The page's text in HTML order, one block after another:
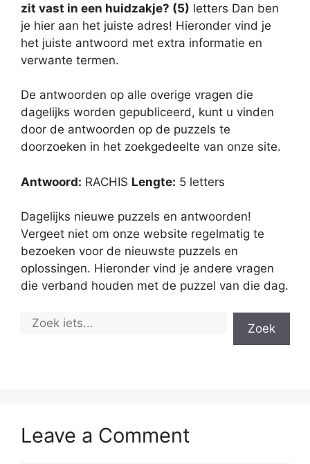
zit vast in een huidzakje? (5) letters Dan ben
je hier aan het juiste adres! Hieronder vind je
het juiste antwoord met extra informatie en
verwante termen.
De antwoorden op alle overige vragen die
dagelijks worden gepubliceerd, kunt u vinden
door de antwoorden op de puzzels te
doorzoeken in het zoekgedeelte van onze site.
Antwoord: RACHIS Lengte: 5 letters
Dagelijks nieuwe puzzels en antwoorden!
Vergeet niet om onze website regelmatig te
bezoeken voor de nieuwste puzzels en
oplossingen. Hieronder vind je andere vragen
die verband houden met de puzzel van die dag.
Zoek
Leave a Comment